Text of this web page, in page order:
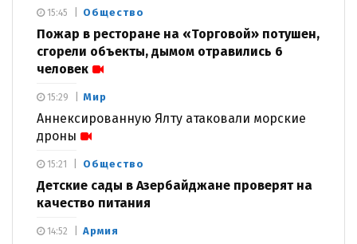
Общество
Пожар в ресторане на «Торговой» потушен,
сгорели объекты, дымом отравились 6
человек
15:45
Мир
Аннексированную Ялту атаковали морские
дроны
15:29
Общество
Детские сады в Азербайджане проверят на
качество питания
15:21
Армия
14:52